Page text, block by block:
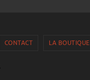
CONTACT LA BOUTIQUE